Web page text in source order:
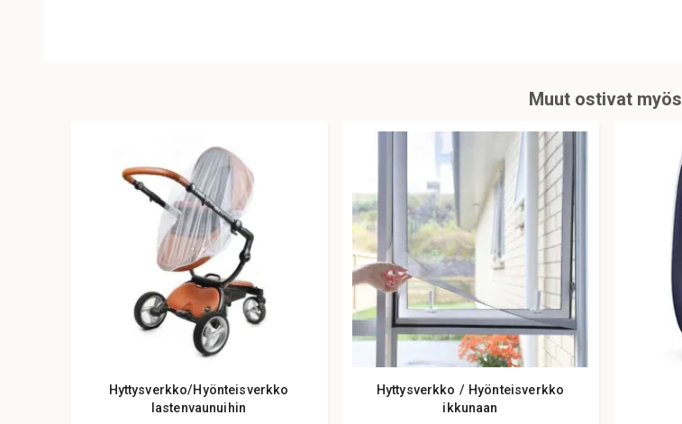
Muut ostivat myös
Hyttysverkko/Hyönteisverkko
lastenvaunuihin
Hyttysverkko / Hyönteisverkko
ikkunaan